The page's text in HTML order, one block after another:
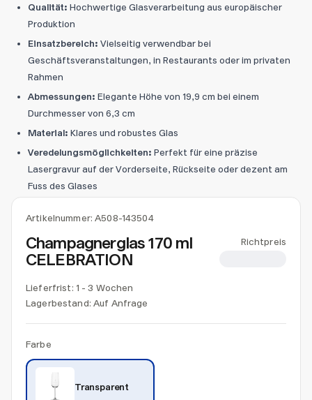
Artikelnummer:A508-143504
Champagnerglas 170 ml
CELEBRATION
Richtpreis
Lieferfrist: 1 - 3 Wochen
Lagerbestand: Auf Anfrage
Farbe
Transparent
Qualität: Hochwertige Glasverarbeitung aus europäischer
Produktion
Einsatzbereich: Vielseitig verwendbar bei
Geschäftsveranstaltungen, in Restaurants oder im privaten
Rahmen
Abmessungen: Elegante Höhe von 19,9 cm bei einem
Durchmesser von 6,3 cm
Material: Klares und robustes Glas
Veredelungsmöglichkeiten: Perfekt für eine präzise
Lasergravur auf der Vorderseite, Rückseite oder dezent am
Fuss des Glases